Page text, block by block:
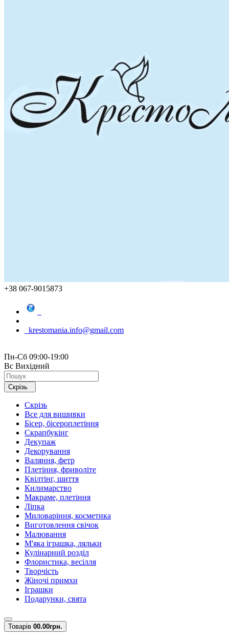
+38 067-9015873
krestomania.info@gmail.com
Пн-Сб 09:00-19:00
Вс Вихідний
Скрізь
Скрізь
Все для вишивки
Бісер, бісероплетіння
Скрапбукінг
Декупаж
Декорування
Валяння, фетр
Плетіння, фриволіте
Квілтінг, шиття
Килимарство
Макраме, плетіння
Ліпка
Миловаріння, косметика
Виготовлення свічок
Малювання
М'яка іграшка, ляльки
Кулінарний розділ
Флористика, весілля
Творчість
Жіночі примхи
Іграшки
Подарунки, свята
Товарів 00.00грн.